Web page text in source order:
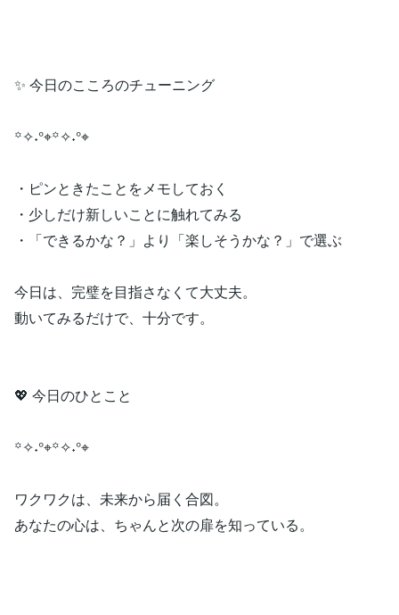
✨ 今日のこころのチューニング
꙳✧˖°⌖꙳✧˖°⌖
・ピンときたことをメモしておく
・少しだけ新しいことに触れてみる
・「できるかな？」より「楽しそうかな？」で選ぶ
今日は、完璧を目指さなくて大丈夫。
動いてみるだけで、十分です。
💖 今日のひとこと
꙳✧˖°⌖꙳✧˖°⌖
ワクワクは、未来から届く合図。
あなたの心は、ちゃんと次の扉を知っている。